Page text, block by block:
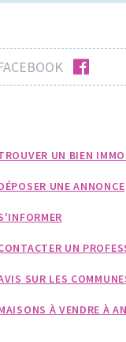
UN BIEN
UNE ANNONCE
UN
SUR LES
À VENDRE À